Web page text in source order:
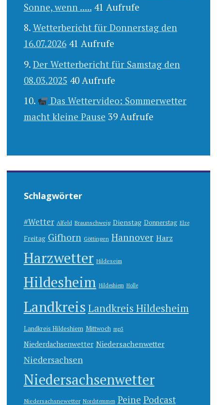
Sonne, wenn ..... 41 Aufrufe
Wetterbericht für Donnerstag den
16.07.2026 41 Aufrufe
Der Wetterbericht für Samstag den
08.03.2025 40 Aufrufe
Das Wettervideo: Sommerwetter
macht kleine Pause 39 Aufrufe
Schlagwörter
#Wetter Alfeld Braunschweig Dienstag Donnerstag Elze
Freitag Gifhorn Göttingen Hannover Harz
Harzwetter Hildeseim
Hildesheim Hildeshiem Holle
Landkreis Landkreis Hildesheim
Landkreis Hildeshiem Mittwoch mp3
Niederdachsenwetter Niedersachenwetter
Niedersachsen
Niedersachsenwetter
Niedersachsnewetter Nordstemmen Peine Podcast